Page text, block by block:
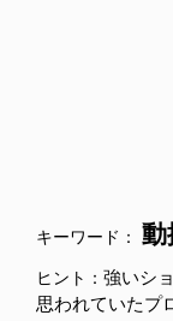
キーワード： 動
ヒント： 強いシ
思われていたプ